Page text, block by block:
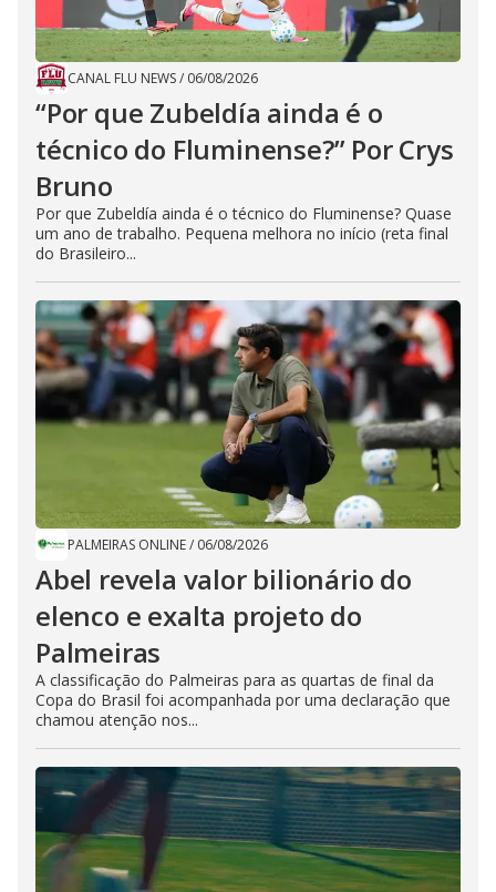
CANAL FLU NEWS/ 06/08/2026
“Por que Zubeldía ainda é o
técnico do Fluminense?” Por Crys
Bruno
Por que Zubeldía ainda é o técnico do Fluminense? Quase
um ano de trabalho. Pequena melhora no início (reta final
do Brasileiro...
PALMEIRAS ONLINE/ 06/08/2026
Abel revela valor bilionário do
elenco e exalta projeto do
Palmeiras
A classificação do Palmeiras para as quartas de final da
Copa do Brasil foi acompanhada por uma declaração que
chamou atenção nos...